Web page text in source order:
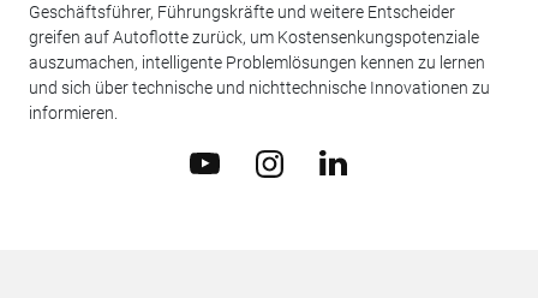
Geschäftsführer, Führungskräfte und weitere Entscheider
greifen auf Autoflotte zurück, um Kostensenkungspotenziale
auszumachen, intelligente Problemlösungen kennen zu lernen
und sich über technische und nichttechnische Innovationen zu
informieren.